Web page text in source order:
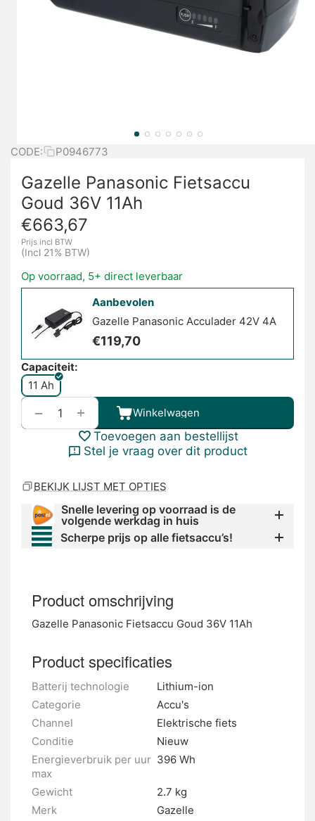
CODE: P0946773
Gazelle Panasonic Fietsaccu
Goud 36V 11Ah
€663,67
Prijs incl BTW
(Incl 21% BTW)
Op voorraad, 5+ direct leverbaar
Aanbevolen
Gazelle Panasonic Acculader 42V 4A
€119,70
Capaciteit:
11 Ah
+
− Winkelwagen
Toevoegen aan bestellijst
Stel je vraag over dit product
BEKIJK LIJST MET OPTIES
Snelle levering op voorraad is de
volgende werkdag in huis
Scherpe prijs op alle fietsaccu’s!
Product omschrijving
Gazelle Panasonic Fietsaccu Goud 36V 11Ah
Product specificaties
Batterij technologie
Lithium-ion
Categorie
Accu's
Channel
Elektrische fiets
Conditie
Nieuw
Energieverbruik per uur
max
396 Wh
Gewicht
2.7 kg
Merk
Gazelle